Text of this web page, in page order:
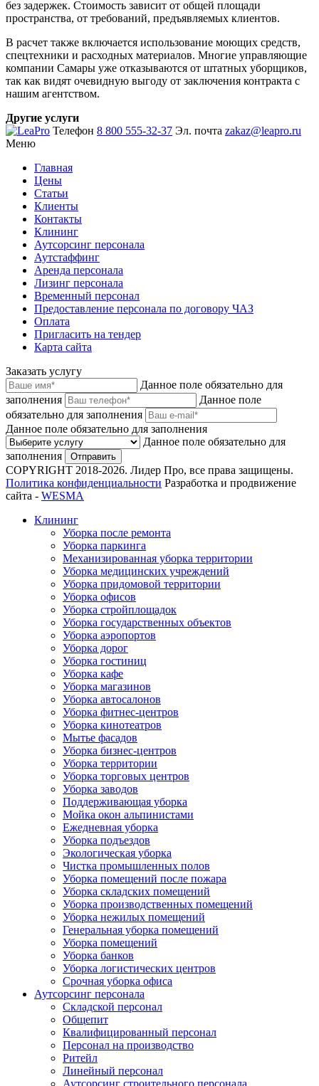
без задержек. Стоимость зависит от общей площади
пространства, от требований, предъявляемых клиентов.
В расчет также включается использование моющих средств,
спецтехники и расходных материалов. Многие управляющие
компании Самары уже отказываются от штатных уборщиков,
так как видят очевидную выгоду от заключения контракта с
нашим агентством.
Другие услуги
Телефон 8 800 555-32-37 Эл. почта zakaz@leapro.ru
Меню
Главная
Цены
Статьи
Клиенты
Контакты
Клининг
Аутсорсинг персонала
Аутстаффинг
Аренда персонала
Лизинг персонала
Временный персонал
Предоставление персонала по договору ЧАЗ
Оплата
Пригласить на тендер
Карта сайта
Заказать услугу
Данное поле обязательно для
заполнения
Данное поле
обязательно для заполнения
Данное поле обязательно для заполнения
Данное поле обязательно для
заполнения
Отправить
COPYRIGHT 2018-2026. Лидер Про, все права защищены.
Политика конфиденциальности Разработка и продвижение
сайта - WESMA
Клининг
Уборка после ремонта
Уборка паркинга
Механизированная уборка территории
Уборка медицинских учреждений
Уборка придомовой территории
Уборка офисов
Уборка стройплощадок
Уборка государственных объектов
Уборка аэропортов
Уборка дорог
Уборка гостиниц
Уборка кафе
Уборка магазинов
Уборка автосалонов
Уборка фитнес-центров
Уборка кинотеатров
Мытье фасадов
Уборка бизнес-центров
Уборка территории
Уборка торговых центров
Уборка заводов
Поддерживающая уборка
Мойка окон альпинистами
Ежедневная уборка
Уборка подъездов
Экологическая уборка
Чистка промышленных полов
Уборка помещений после пожара
Уборка складских помещений
Уборка производственных помещений
Уборка нежилых помещений
Генеральная уборка помещений
Уборка помещений
Уборка банков
Уборка логистических центров
Срочная уборка офиса
Аутсорсинг персонала
Складской персонал
Общепит
Квалифицированный персонал
Персонал на производство
Ритейл
Линейный персонал
Аутсорсинг строительного персонала